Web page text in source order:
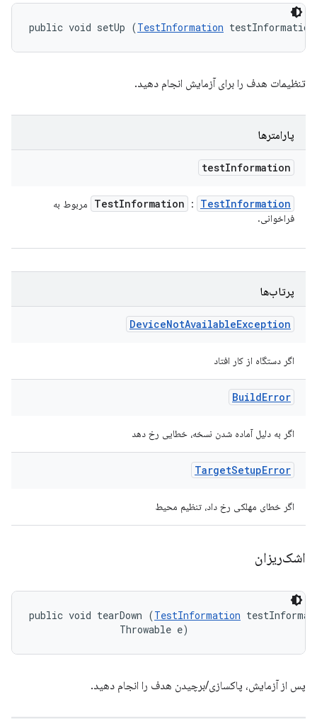
public void setUp (TestInformation
تنظیمات هدف را برای آزمایش انجام دهید.
پارامترها
testInformation
TestInformation : TestInformation
مربوط به
فراخوانی.
پرتاب‌ها
DeviceNotAvailableException
اگر دستگاه از کار افتاد
BuildError
اگر به دلیل آماده شدن نسخه، خطایی رخ دهد
TargetSetupError
اگر خطای مهلکی رخ داد، تنظیم محیط
اشک‌ریزان
public void tearDown (TestInformation
                Throwable e)
پس از آزمایش، پاکسازی/برچیدن هدف را انجام دهید.